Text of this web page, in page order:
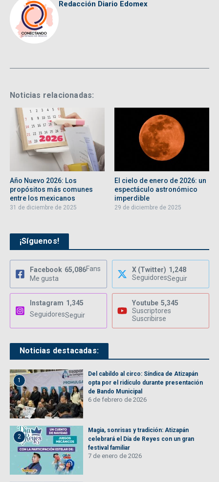
Redacción Diario Edomex
Noticias relacionadas:
Año Nuevo 2026: Los
propósitos más comunes
entre los mexicanos
31 de diciembre de 2025
El cielo de enero de 2026: un
espectáculo astronómico
imperdible
29 de diciembre de 2025
¡Síguenos!
Facebook 65,086Fans
Me gusta
X (Twitter) 1,248
SeguidoresSeguir
Instagram 1,345
SeguidoresSeguir
Youtube 5,345
Suscriptores
Suscribirse
Noticias destacadas:
1
Del cabildo al circo: Síndica de Atizapán
opta por el ridículo durante presentación
de Bando Municipal
6 de febrero de 2026
2
Magia, sonrisas y tradición: Atizapán
celebrará el Día de Reyes con un gran
festival familiar
7 de enero de 2026